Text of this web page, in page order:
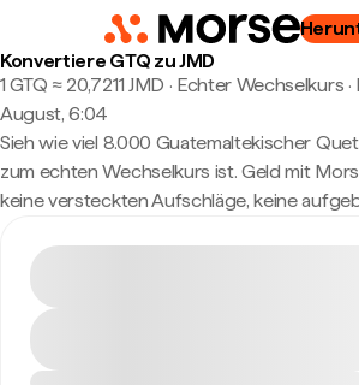
Konvertiere GTQ zu JMD
1 GTQ ≈ 20,7211 JMD · Echter Wechselkurs ·
August, 6:04
Sieh wie viel 8.000 Guatemaltekischer
zum echten Wechselkurs ist. Geld mit
keine versteckten Aufschläge, keine